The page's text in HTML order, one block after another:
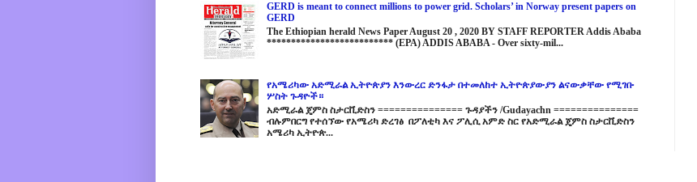
GERD is meant to connect millions to power grid. Scholars’ in Norway present papers on
GERD
The Ethiopian herald News Paper August 20 , 2020 BY STAFF REPORTER Addis Ababa
************************** (EPA) ADDIS ABABA - Over sixty-mil...
የአሜሪካው አድሚራል ኢትዮጵያን እንውረር ድንፋታ በተመለከተ ኢትዮጵያውያን ልናውቃቸው የሚገቡ
ሦስት ጉዳዮች።
አድሚራል ጄምስ ስታርቪድስን =============== ጉዳያችን /Gudayachn ===============
ብሉምበርግ የተሰኘው የአሜሪካ ድረገፅ በፖለቲካ እና ፖሊሲ አምድ ስር የአድሚራል ጄምስ ስታርቪድስን
አሜሪካ ኢትዮጵ...